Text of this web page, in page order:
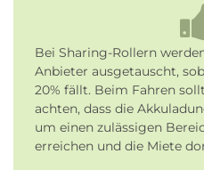
Bei Sharing-Rollern
Anbieter ausgetauscht,
20% fällt. Beim Fahren
achten, dass die
um einen zulässigen
erreichen und die Miete